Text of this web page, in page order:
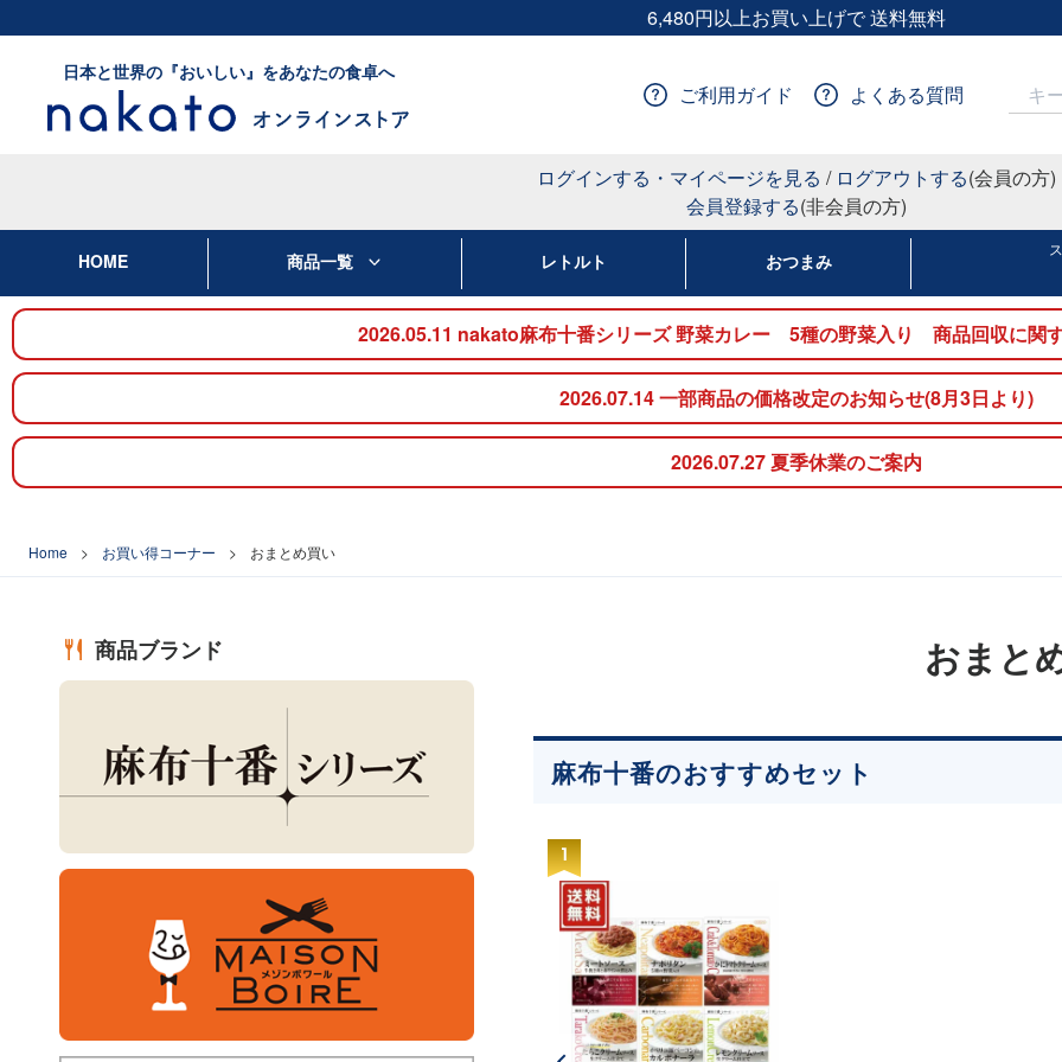
6,480円以上お買い上げで 送料無料
日本と世界の『おいしい』をあなたの食卓へ
ご利用ガイド よくある質問
ログインする・マイページを見る / ログアウトする(会員の方)
会員登録する(非会員の方)
HOME 商品一覧 レトルト おつまみ
2026.05.11 nakato麻布十番シリーズ 野菜カレー 5種の野菜入り 商品回収に関
2026.07.14 一部商品の価格改定のお知らせ(8月3日より)
2026.07.27 夏季休業のご案内
Home お買い得コーナー おまとめ買い
商品ブランド おまと
麻布十番のおすすめセット